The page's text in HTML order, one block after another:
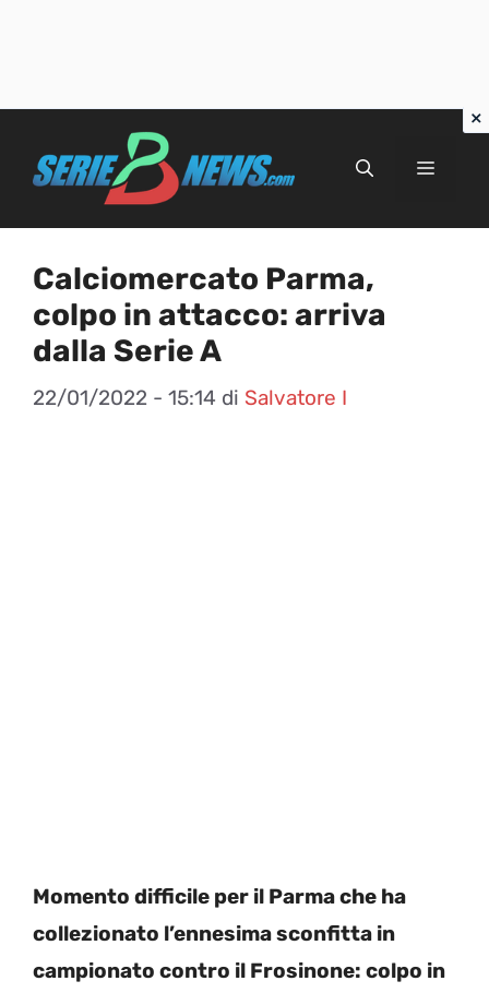
Menu
Calciomercato Parma,
colpo in attacco: arriva
dalla Serie A
22/01/2022 - 15:14 di Salvatore I
Momento difficile per il Parma che ha
collezionato l’ennesima sconfitta in
campionato contro il Frosinone: colpo in